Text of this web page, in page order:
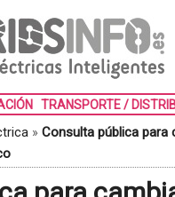
TRANSPORTE /
» Consulta pública para